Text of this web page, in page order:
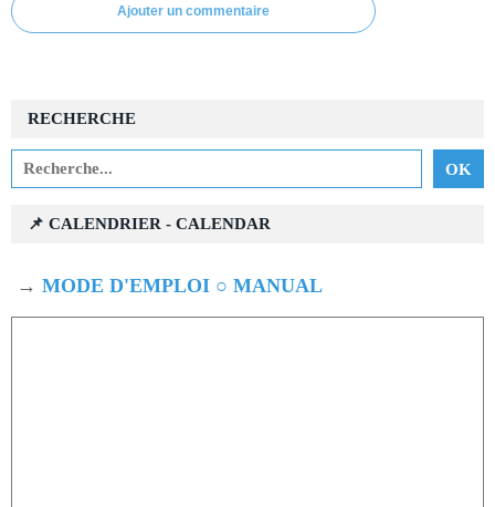
Ajouter un commentaire
RECHERCHE
📌 CALENDRIER - CALENDAR
→ MODE D'EMPLOI ○ MANUAL